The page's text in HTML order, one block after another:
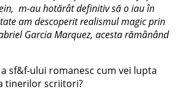
m-au hotărât definitiv să o iau în
am descoperit realismul magic prin
Garcia Marquez, acesta rămânând
sf&f-ului romanesc cum vei lupta
tinerilor scriitori?